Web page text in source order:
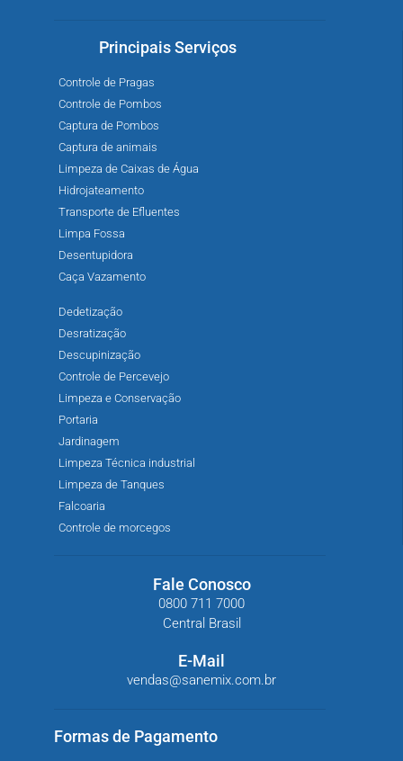
Principais Serviços
Controle de Pragas
Controle de Pombos
Captura de Pombos
Captura de animais
Limpeza de Caixas de Água
Hidrojateamento
Transporte de Efluentes
Limpa Fossa
Desentupidora
Caça Vazamento
Dedetização
Desratização
Descupinização
Controle de Percevejo
Limpeza e Conservação
Portaria
Jardinagem
Limpeza Técnica industrial
Limpeza de Tanques
Falcoaria
Controle de morcegos
Fale Conosco
0800 711 7000
Central Brasil
E-Mail
vendas@sanemix.com.br
Formas de Pagamento